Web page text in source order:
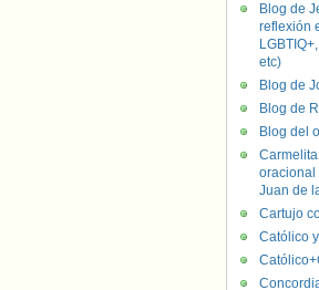
Blog de
reflexión
etc)
Blog de
Blog de
Blog del
oracional
Juan de
Cartujo
Católico